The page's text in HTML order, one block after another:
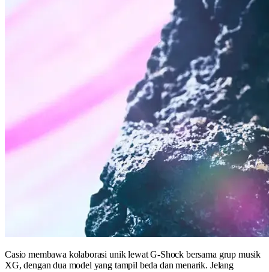
Casio membawa kolaborasi unik lewat G-Shock bersama grup musik
XG, dengan dua model yang tampil beda dan menarik. Jelang